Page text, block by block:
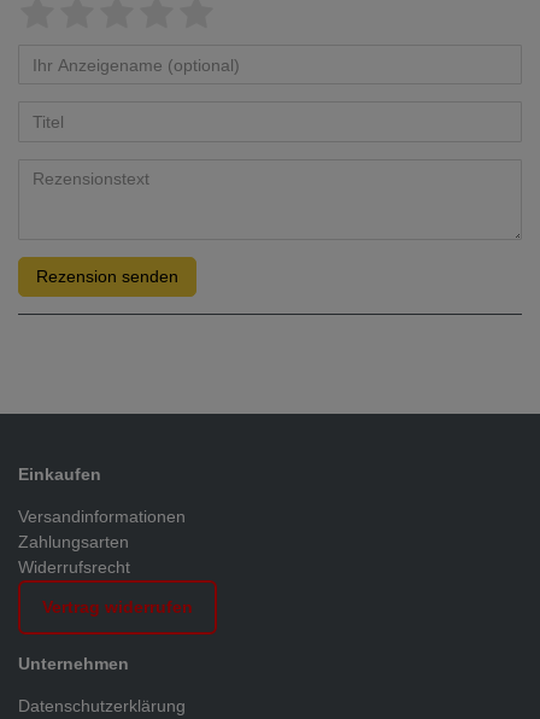
Rezension senden
Einkaufen
Versandinformationen
Zahlungsarten
Widerrufsrecht
Vertrag widerrufen
Unternehmen
Datenschutzerklärung